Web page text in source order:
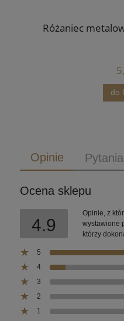
Różaniec
do
Opinie
Ocena sklepu
4.9
Opinie, z
wystawione
którzy
5
4
3
2
1